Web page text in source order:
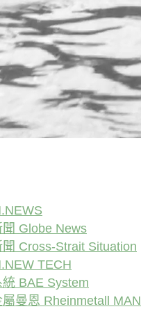
聞 Globe News
聞 Cross-Strait Situation
TECH
統 BAE System
屬曼恩 Rheinmetall MAN